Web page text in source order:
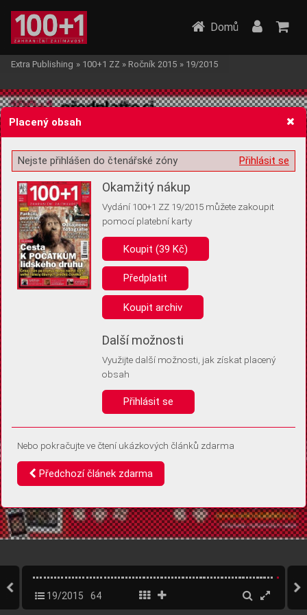
Žádost o souhlas s ukládáním volitelných informací
Pro základní fungování webu nepotřebujeme ukládat žádné informace
(tzv. cookies apod.). Rádi bychom vás ale požádali o souhlas s
uložením volitelných informací:
Anonymní unikátní ID
Díky němu příště poznáme, že se jedná o stejné zařízení, a
Identifikátor je zcela anonymní.
Vaše souhlasy a odmítnutí si ukládáme do vašeho zařízení, abychom se
vás už příště znovu neptali. Můžete je kdykoli později upravit ve Správě
Domů
Extra Publishing » 100+1 ZZ » Ročník 2015 » 19/2015
19/2015 64
Placený obsah
Přihlásit se
Nejste přihlášen do čtenářské zóny
Okamžitý nákup
Vydání 100+1 ZZ 19/2015 můžete zakoupit
pomocí platební karty
Koupit (39 Kč)
Předplatit
Koupit archiv
Další možnosti
Využijte další možnosti, jak získat placený
obsah
Přihlásit se
Nebo pokračujte ve čtení ukázkových článků zdarma
Předchozí článek zdarma